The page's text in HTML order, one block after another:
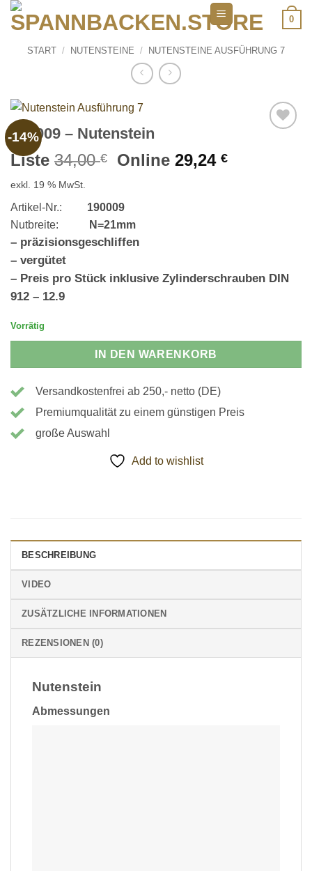
Zum
Inhalt
0
START / NUTENSTEINE / NUTENSTEINE AUSFÜHRUNG 7
-14%
190009 – Nutenstein
Liste 34,00€
Ursprünglicher
34,00 €
Online 29,24€Aktueller
exkl. 19 % MwSt.
Artikel-Nr.: 190009
Nutbreite:
N=21mm
– präzisionsgeschliffen
– vergütet
– Preis pro Stück inklusive Zylinderschrauben DIN
912 – 12.9
Vorrätig
IN DEN WARENKORB
Versandkostenfrei ab 250,- netto (DE)
Premiumqualität zu einem günstigen Preis
große Auswahl
Add to wishlist
BESCHREIBUNG
VIDEO
ZUSÄTZLICHE INFORMATIONEN
REZENSIONEN (0)
Nutenstein
Abmessungen